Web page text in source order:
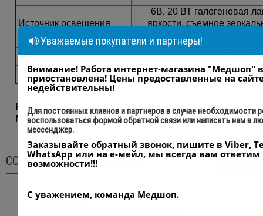
Источник освещения
6В, 20 ВТ галогеновая
яркости, съемное
входит в
Электропитание
220В,
Запасные части
лампа осветителя - 2 шт,
Купить микроскоп биологический XS-5510
MICROmed в Украине - компания Medshop
СОПУТСТВУЮЩИЕ ТОВАРЫ
Уважаемые покупатели и партнеры!
Внимание! Работа интернет-магазина "Медшоп"
приостановлена! Цены предоставленные на
недействительны!
Для постоянных клиенов и партнеров в случае необходимости
воспользоваться формой обратной связи или написать нам в
мессенджер.
Заказывайте обратный звонок, пишите в Viber,
WhatsApp или на е-мейл, мы всегда вам ответим
возможности!!!
С уважением, команда Медшоп.